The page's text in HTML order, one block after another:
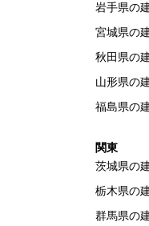
岩手県の
宮城県の
秋田県の
山形県の
福島県の
関東
茨城県の
栃木県の
群馬県の